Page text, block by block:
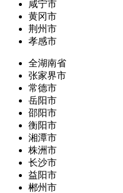
咸宁市
黄冈市
荆州市
孝感市
全湖南省
张家界市
常德市
岳阳市
邵阳市
衡阳市
湘潭市
株洲市
长沙市
益阳市
郴州市